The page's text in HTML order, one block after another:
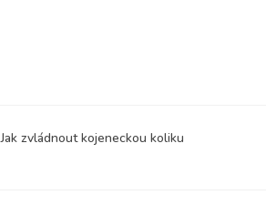
Jak zvládnout kojeneckou koliku